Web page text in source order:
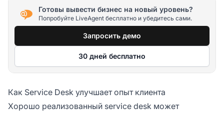
Готовы вывести бизнес на новый уровень?
Попробуйте LiveAgent бесплатно и убедитесь сами.
Запросить демо
30 дней бесплатно
Как Service Desk улучшает опыт клиента
Хорошо реализованный service desk может